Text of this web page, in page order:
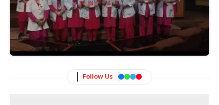
Follow Us